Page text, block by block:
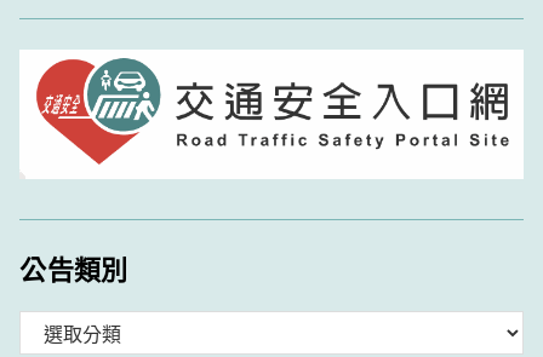
公告類別